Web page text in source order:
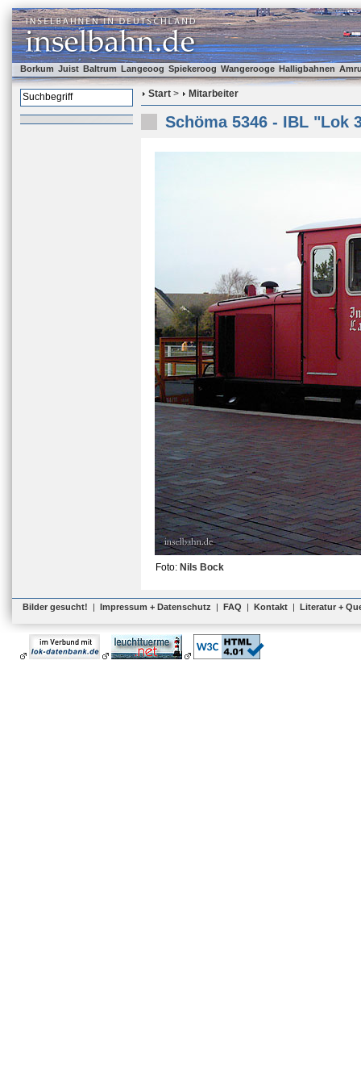
Borkum Juist Baltrum Langeoog Spiekeroog Wangerooge Halligbahnen
Start > Mitarbeiter
Schöma 5346 - IBL "Lok
Foto: Nils Bock
Bilder gesucht! | Impressum + Datenschutz | FAQ | Kontakt | Literatur +